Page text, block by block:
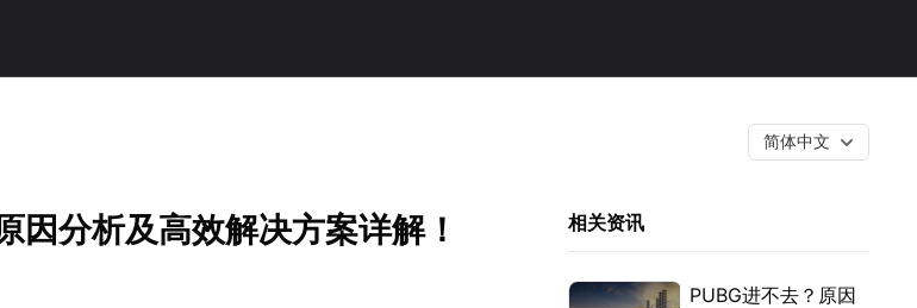
简体中文
因分析及高效解决方案详解！ 相关资讯
PUBG进不去？原因